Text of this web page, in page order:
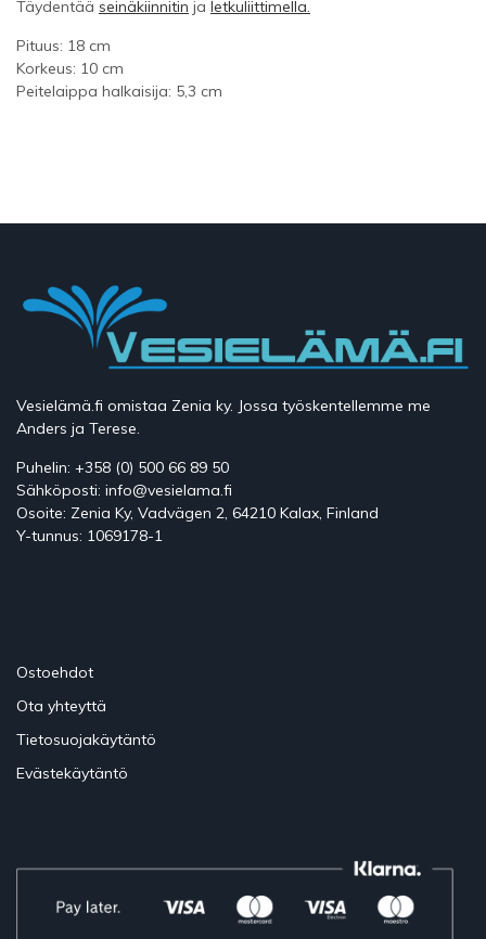
Täydentää seinäkiinnitin ja letkuliittimella.
Pituus: 18 cm
Korkeus: 10 cm
Peitelaippa halkaisija: 5,3 cm
Vesielämä.fi omistaa Zenia ky. Jossa työskentellemme me
Anders ja Terese.
Puhelin: +358 (0) 500 66 89 50
Sähköposti: info@vesielama.fi
Osoite: Zenia Ky, Vadvägen 2, 64210 Kalax, Finland
Y-tunnus: 1069178-1
Ostoehdot
Ota yhteyttä
Tietosuojakäytäntö
Evästekäytäntö